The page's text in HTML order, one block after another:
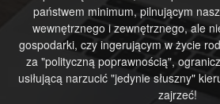
państwem minimum, pilnującym
wewnętrznego i zewnętrznego, ale
gospodarki, czy ingerującym w życie
za "polityczną poprawnością",
usiłującą narzucić "jedynie słuszny"
zajrzeć!